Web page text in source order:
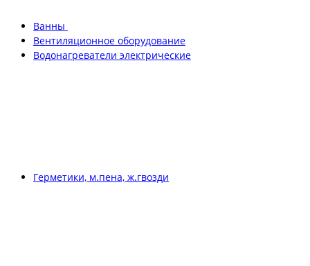
Ванны
Вентиляционное оборудование
Водонагреватели электрические
Герметики, м.пена, ж.гвозди